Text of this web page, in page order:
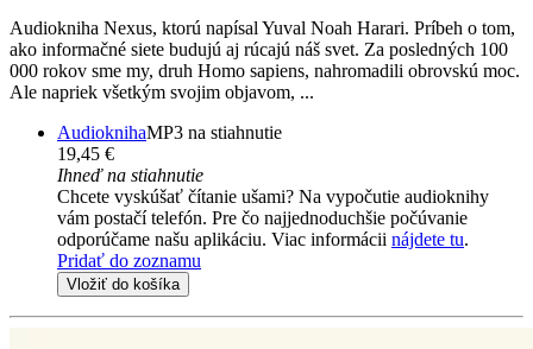
Audiokniha Nexus, ktorú napísal Yuval Noah Harari. Príbeh o tom,
ako informačné siete budujú aj rúcajú náš svet. Za posledných 100
000 rokov sme my, druh Homo sapiens, nahromadili obrovskú moc.
Ale napriek všetkým svojim objavom, ...
AudioknihaMP3 na stiahnutie
19,45 €
Ihneď na stiahnutie
Chcete vyskúšať čítanie ušami? Na vypočutie audioknihy
vám postačí telefón. Pre čo najjednoduchšie počúvanie
odporúčame našu aplikáciu. Viac informácii nájdete tu.
Pridať do zoznamu
Vložiť do košíka